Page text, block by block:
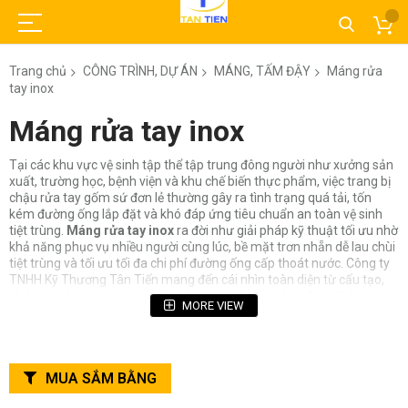
Trang chủ CÔNG TRÌNH, DỰ ÁN MÁNG, TẤM ĐẬY
Máng rửa
tay inox
Máng rửa tay inox
Tại các khu vực vệ sinh tập thể tập trung đông người như xưởng sản
xuất, trường học, bệnh viện và khu chế biến thực phẩm, việc trang bị
chậu rửa tay gốm sứ đơn lẻ thường gây ra tình trạng quá tải, tốn
kém đường ống lắp đặt và khó đáp ứng tiêu chuẩn an toàn vệ sinh
tiệt trùng. Máng rửa tay inoxra đời như giải pháp kỹ thuật tối ưu nhờ
khả năng phục vụ nhiều người cùng lúc, bề mặt trơn nhẵn dễ lau chùi
tiệt trùng và tối ưu tối đa chi phí đường ống cấp thoát nước. Công ty
TNHH Kỹ Thương Tân Tiến mang đến cái nhìn toàn diện từ cấu tạo,
phân loại, bảng tra quy cách kích thước chuẩn, công thức tính trọng
lượng cho tới bảng báo giá gia công mới nhất.
1. Máng rửa tay inox là gì? Cấu tạo & Các vị trí ứng dụng
cốt lõi
MORE VIEW
MUA SẮM BẰNG